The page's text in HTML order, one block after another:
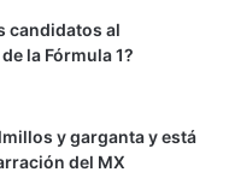
candidatos al
la Fórmula 1?
y garganta y está
del MX